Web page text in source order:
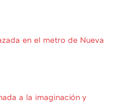
en el metro de Nueva
a la imaginación y